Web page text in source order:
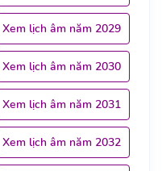
Xem lịch âm năm 2029
Xem lịch âm năm 2030
Xem lịch âm năm 2031
Xem lịch âm năm 2032